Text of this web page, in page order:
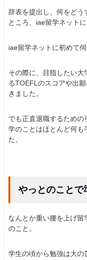
辞表を提出し、何をどう
ところ、iae留学ネットに
iae留学ネットに初めて
その際に、目指したい
るTOEFLのスコアや出
きました。
でも正直退職するため
学のことはほとんど何も
た。
やっとのことで
なんとか重い腰を上げ留
のこと。
学生の頃から勉強は大の